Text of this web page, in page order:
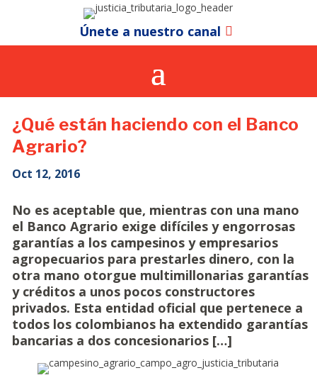
Únete a nuestro canal
¿Qué están haciendo con el Banco
Agrario?
Oct 12, 2016
No es aceptable que, mientras con una mano
el Banco Agrario exige difíciles y engorrosas
garantías a los campesinos y empresarios
agropecuarios para prestarles dinero, con la
otra mano otorgue multimillonarias garantías
y créditos a unos pocos constructores
privados. Esta entidad oficial que pertenece a
todos los colombianos ha extendido garantías
bancarias a dos concesionarios […]